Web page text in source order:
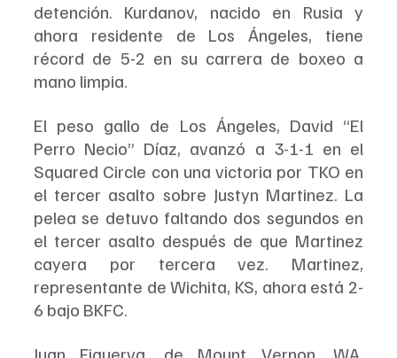
detención. Kurdanov, nacido en Rusia y
ahora residente de Los Ángeles, tiene
récord de 5-2 en su carrera de boxeo a
mano limpia.
El peso gallo de Los Ángeles, David “El
Perro Necio” Díaz, avanzó a 3-1-1 en el
Squared Circle con una victoria por TKO en
el tercer asalto sobre Justyn Martinez. La
pelea se detuvo faltando dos segundos en
el tercer asalto después de que Martinez
cayera por tercera vez. Martinez,
representante de Wichita, KS, ahora está 2-
6 bajo BKFC.